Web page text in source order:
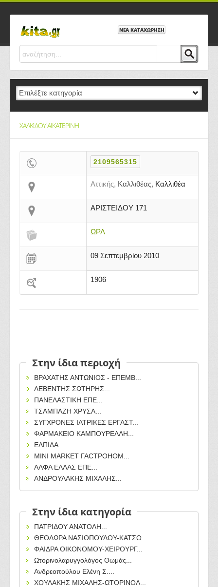
ΝΕΑ ΚΑΤΑΧΩΡΗΣΗ
ΧΑΛΚΙΔΟΥ ΑΙΚΑΤΕΡΙΝΗ
2109565315
Αττικής, Καλλιθέας, Καλλιθέα
ΑΡΙΣΤΕΙΔΟΥ 171
ΩΡΛ
09 Σεπτεμβρίου 2010
1906
Στην ίδια περιοχή
ΒΡΑΧΑΤΗΣ ΑΝΤΩΝΙΟΣ - ΕΠΕΜΒ...
ΛΕΒΕΝΤΗΣ ΣΩΤΗΡΗΣ...
ΠΑΝΕΛΑΣΤΙΚΗ ΕΠΕ...
ΤΣΑΜΠΑΖΗ ΧΡΥΣΑ...
ΣΥΓΧΡΟΝΕΣ ΙΑΤΡΙΚΕΣ ΕΡΓΑΣΤ...
ΦΑΡΜΑΚΕΙΟ ΚΑΜΠΟΥΡΕΛΛΗ...
ΕΛΠΙΔΑ
MINI MARKET ГАСТРОНОМ...
ΑΛΦΑ ΕΛΛΑΣ ΕΠΕ...
ΑΝΔΡΟΥΛΑΚΗΣ ΜΙΧΑΛΗΣ...
Στην ίδια κατηγορία
ΠΑΤΡΙΔΟΥ ΑΝΑΤΟΛΗ...
ΘΕΟΔΩΡΑ ΝΑΣΙΟΠΟΥΛΟΥ-ΚΑΤΣΟ...
ΦΑΙΔΡΑ ΟΙΚΟΝΟΜΟΥ-ΧΕΙΡΟΥΡΓ...
Ωτορινολαρυγγολόγος Θωμάς...
Ανδρεοπούλου Ελένη Σ....
ΧΟΥΛΑΚΗΣ ΜΙΧΑΛΗΣ-ΩΤΟΡΙΝΟΛ...